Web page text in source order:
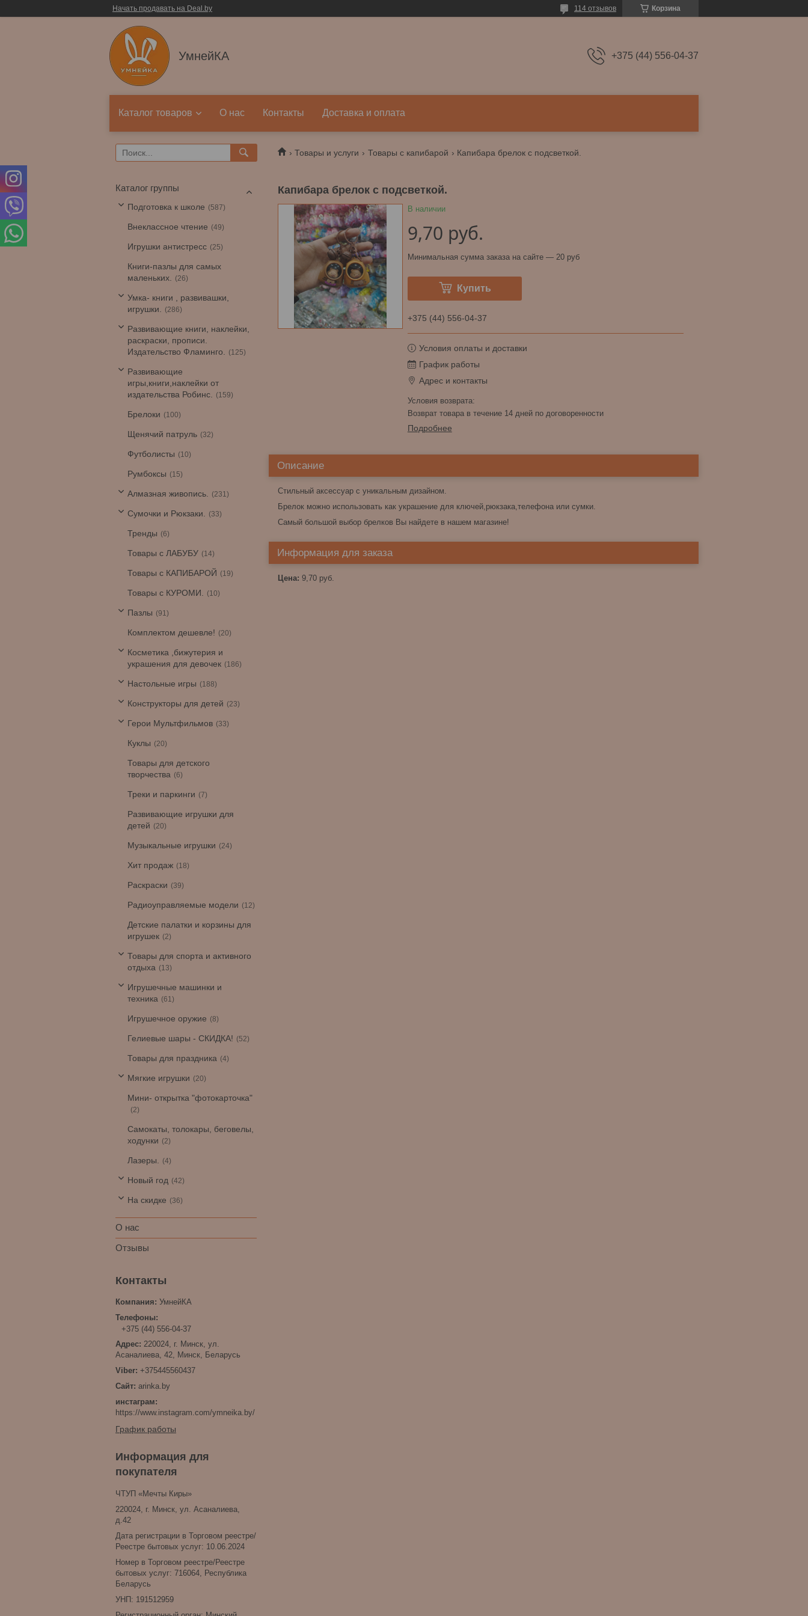
Начать продавать на Deal.by Корзина
114 отзывов
УмнейКА +375 (44) 556-04-37
Каталог товаров О нас Контакты Доставка и оплата
Товары и услуги Товары с капибарой Капибара брелок с подсветкой.
Капибара брелок с подсветкой.
В наличии
9,70 руб.
Минимальная сумма заказа на сайте — 20 руб
Купить
+375 (44) 556-04-37
Условия оплаты и доставки
График работы
Адрес и контакты
возврат товара в течение 14 дней по договоренности
Подробнее
Описание
Стильный аксессуар с уникальным дизайном.
Брелок можно использовать как украшение для ключей,рюкзака,телефона или сумки.
Самый большой выбор брелков Вы найдете в нашем магазине!
Информация для заказа
Цена: 9,70 руб.
Каталог группы
Подготовка к школе 587
Внеклассное чтение 49
Игрушки антистресс 25
Книги-пазлы для самых
маленьких.
26
Умка- книги , развивашки,
игрушки.
286
Развивающие книги, наклейки,
раскраски, прописи.
Издательство Фламинго.
125
Развивающие
игры,книги,наклейки от
издательства Робинс.
159
Брелоки 100
Щенячий патруль 32
Футболисты 10
Румбоксы 15
Алмазная живопись. 231
Сумочки и Рюкзаки. 33
Тренды 6
Товары с ЛАБУБУ 14
Товары с КАПИБАРОЙ 19
Товары с КУРОМИ. 10
Пазлы 91
Комплектом дешевле! 20
Косметика ,бижутерия и
украшения для девочек
186
Настольные игры 188
Конструкторы для детей 23
Герои Мультфильмов 33
Куклы 20
Товары для детского
творчества
6
Треки и паркинги 7
Развивающие игрушки для
детей
20
Музыкальные игрушки 24
Хит продаж 18
Раскраски 39
Радиоуправляемые модели 12
Детские палатки и корзины для
игрушек
2
Товары для спорта и активного
отдыха
13
Игрушечные машинки и
техника
61
Игрушечное оружие 8
Гелиевые шары - СКИДКА! 52
Товары для праздника 4
Мягкие игрушки 20
Мини- открытка "фотокарточка"
2
Самокаты, толокары, беговелы,
ходунки
2
Лазеры. 4
Новый год 42
На скидке 36
О нас
Отзывы
УмнейКА
+375 (44) 556-04-37
220024, г. Минск, ул.
Асаналиева, 42, Минск, Беларусь
+375445560437
arinka.by
инстаграм
https://www.instagram.com/ymneika.by/
График работы
Информация для
покупателя
ЧТУП «Мечты Киры»
220024, г. Минск, ул. Асаналиева,
д.42
Дата регистрации в Торговом реестре/
Реестре бытовых услуг: 10.06.2024
Номер в Торговом реестре/Реестре
бытовых услуг: 716064, Республика
Беларусь
УНП: 191512959